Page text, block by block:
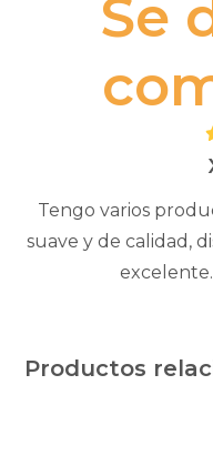
Se
5
Tengo varios
suave y de calidad,
Productos